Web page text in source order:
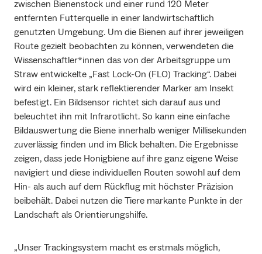
zwischen Bienenstock und einer rund 120 Meter
entfernten Futterquelle in einer landwirtschaftlich
genutzten Umgebung. Um die Bienen auf ihrer jeweiligen
Route gezielt beobachten zu können, verwendeten die
Wissenschaftler*innen das von der Arbeitsgruppe um
Straw entwickelte „Fast Lock-On (FLO) Tracking“. Dabei
wird ein kleiner, stark reflektierender Marker am Insekt
befestigt. Ein Bildsensor richtet sich darauf aus und
beleuchtet ihn mit Infrarotlicht. So kann eine einfache
Bildauswertung die Biene innerhalb weniger Millisekunden
zuverlässig finden und im Blick behalten. Die Ergebnisse
zeigen, dass jede Honigbiene auf ihre ganz eigene Weise
navigiert und diese individuellen Routen sowohl auf dem
Hin- als auch auf dem Rückflug mit höchster Präzision
beibehält. Dabei nutzen die Tiere markante Punkte in der
Landschaft als Orientierungshilfe.
„Unser Trackingsystem macht es erstmals möglich,